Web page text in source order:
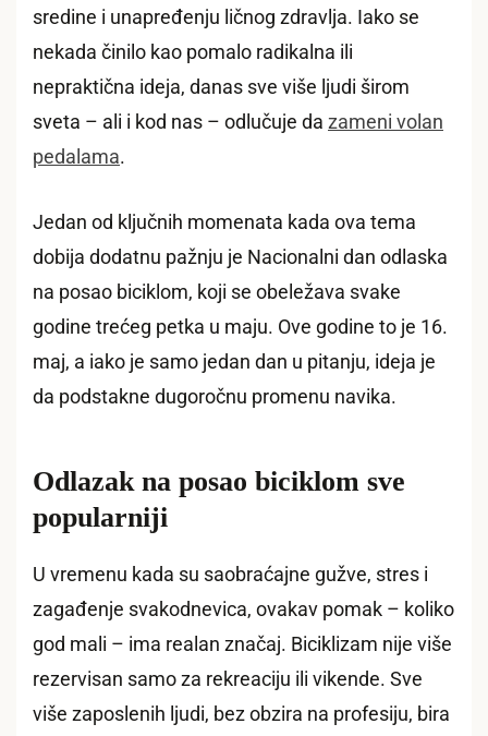
sredine i unapređenju ličnog zdravlja. Iako se
nekada činilo kao pomalo radikalna ili
nepraktična ideja, danas sve više ljudi širom
sveta – ali i kod nas – odlučuje da zameni volan
pedalama.
Jedan od ključnih momenata kada ova tema
dobija dodatnu pažnju je Nacionalni dan odlaska
na posao biciklom, koji se obeležava svake
godine trećeg petka u maju. Ove godine to je 16.
maj, a iako je samo jedan dan u pitanju, ideja je
da podstakne dugoročnu promenu navika.
Odlazak na posao biciklom sve
popularniji
U vremenu kada su saobraćajne gužve, stres i
zagađenje svakodnevica, ovakav pomak – koliko
god mali – ima realan značaj. Biciklizam nije više
rezervisan samo za rekreaciju ili vikende. Sve
više zaposlenih ljudi, bez obzira na profesiju, bira